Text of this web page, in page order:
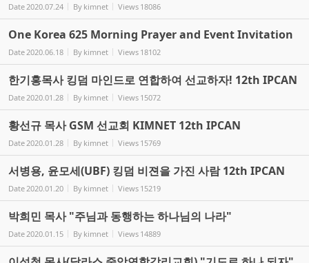
Date 2020.07.24 By kimnet Views 18086
One Korea 625 Morning Prayer and Event Invitation
Date 2020.06.18 By kimnet Views 18102
한기홍목사 킹덤 마인드로 연합하여 선교하자! 12th IPCAN
Date 2020.01.28 By kimnet Views 15072
황선규 목사 GSM 선교회 KIMNET 12th IPCAN
Date 2020.01.28 By kimnet Views 15769
서병용, 윤모세(UBF) 킹덤 비젼을 가진 사람 12th IPCAN
Date 2020.01.20 By kimnet Views 15219
박희민 목사 "주님과 동행하는 하나님의 나라"
Date 2020.01.15 By kimnet Views 14889